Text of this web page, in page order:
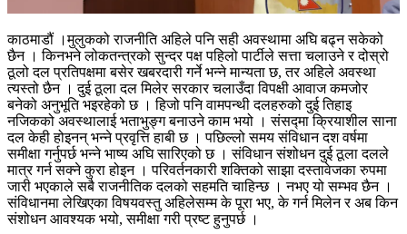
काठमाडौं ।मुलुकको राजनीति अहिले पनि सही अवस्थामा अघि बढ्न सकेको
छैन । किनभने लोकतन्त्रको सुन्दर पक्ष पहिलो पार्टीले सत्ता चलाउने र दोस्रो
ठूलो दल प्रतिपक्षमा बसेर खबरदारी गर्ने भन्ने मान्यता छ, तर अहिले अवस्था
त्यस्तो छैन । दुई ठूला दल मिलेर सरकार चलाउँदा विपक्षी आवाज कमजोर
बनेको अनुभूति भइरहेको छ । हिजो पनि वामपन्थी दलहरुको दुई तिहाइ
नजिकको अवस्थालाई भताभुङ्ग बनाउने काम भयो । संसद्मा क्रियाशील साना
दल केही होइनन् भन्ने प्रवृत्ति हाबी छ । पछिल्लो समय संविधान दश वर्षमा
समीक्षा गर्नुपर्छ भन्ने भाष्य अघि सारिएको छ । संविधान संशोधन दुई ठूला दलले
मात्र गर्न सक्ने कुरा होइन । परिवर्तनकारी शक्तिको साझा दस्तावेजका रुपमा
जारी भएकाले सबै राजनीतिक दलको सहमति चाहिन्छ । नभए यो सम्भव छैन ।
संविधानमा लेखिएका विषयवस्तु अहिलेसम्म के पूरा भए, के गर्न मिलेन र अब किन
संशोधन आवश्यक भयो, समीक्षा गरी प्रष्ट हुनुपर्छ ।